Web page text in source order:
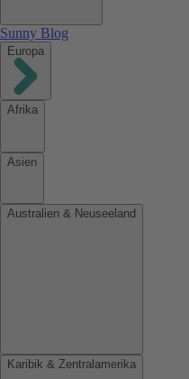
Sunny Blog
Europa
Afrika
Asien
Australien & Neuseeland
Karibik & Zentralamerika